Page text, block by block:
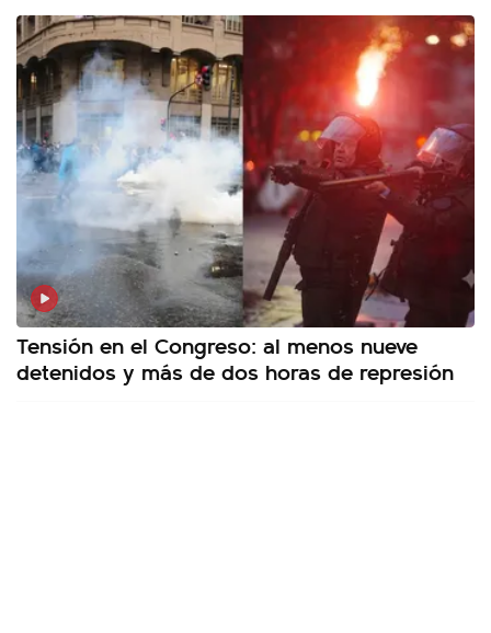
Tensión en el Congreso: al menos nueve
detenidos y más de dos horas de represión